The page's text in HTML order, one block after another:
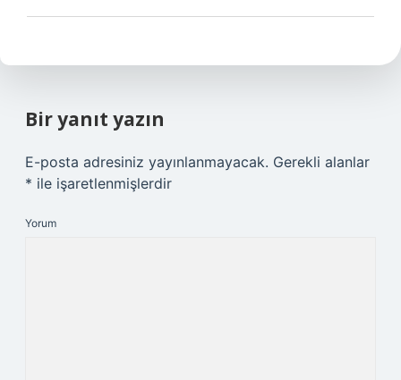
Bir yanıt yazın
E-posta adresiniz yayınlanmayacak. Gerekli alanlar
* ile işaretlenmişlerdir
Yorum